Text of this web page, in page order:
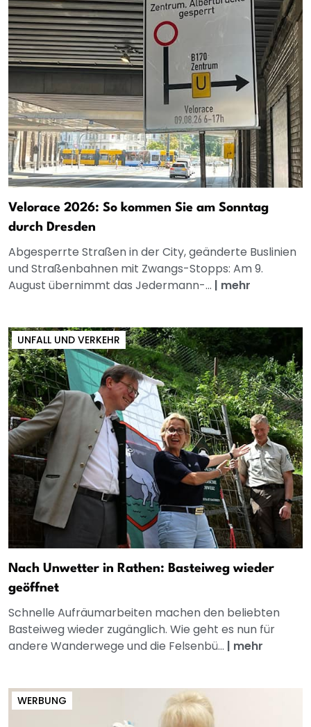
Velorace 2026: So kommen Sie am Sonntag
durch Dresden
Abgesperrte Straßen in der City, geänderte Buslinien
und Straßenbahnen mit Zwangs-Stopps: Am 9.
August übernimmt das Jedermann-... | mehr
UNFALL UND VERKEHR
Nach Unwetter in Rathen: Basteiweg wieder
geöffnet
Schnelle Aufräumarbeiten machen den beliebten
Basteiweg wieder zugänglich. Wie geht es nun für
andere Wanderwege und die Felsenbü... | mehr
WERBUNG